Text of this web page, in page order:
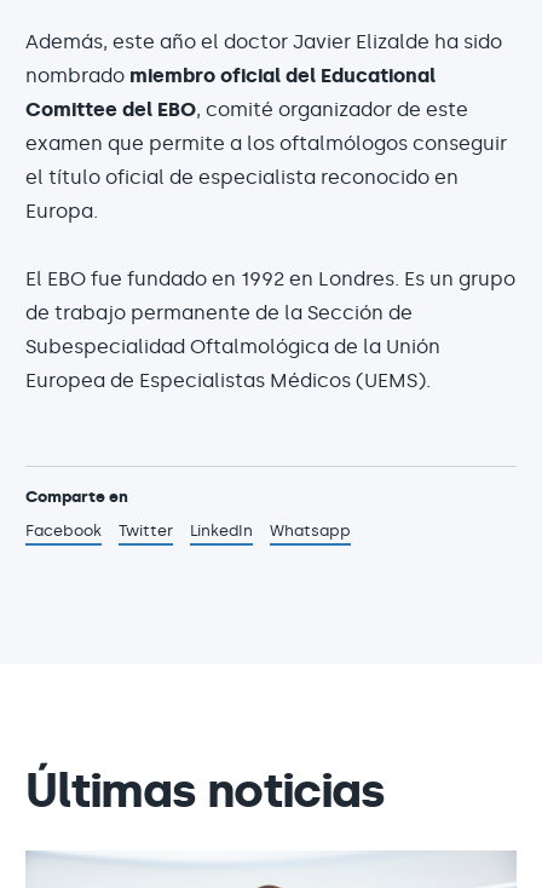
Además, este año el doctor Javier Elizalde ha sido
nombrado miembro oficial del Educational
Comittee del EBO, comité organizador de este
examen que permite a los oftalmólogos conseguir
el título oficial de especialista reconocido en
Europa.
El EBO fue fundado en 1992 en Londres. Es un grupo
de trabajo permanente de la Sección de
Subespecialidad Oftalmológica de la Unión
Europea de Especialistas Médicos (UEMS).
Comparte en
Facebook
Twitter LinkedIn Whatsapp
Últimas noticias